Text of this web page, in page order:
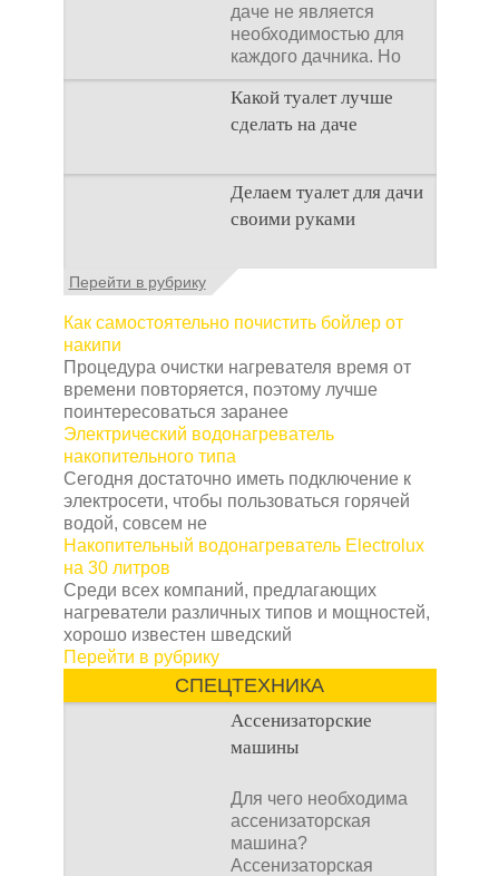
даче не является
необходимостью для
каждого дачника. Но
многие люди думают,
что
Какой туалет лучше
сделать на даче
Когда люди долгое
время прибывают на
дачном участке, то им
подстраивать все
Делаем туалет для дачи
своими руками
Туалеты для дачи – это
начинается
дачного участка,
частного
Перейти в рубрику
Как самостоятельно почистить бойлер от
накипи
Процедура очистки нагревателя время от
времени повторяется, поэтому лучше
поинтересоваться заранее
Электрический водонагреватель
накопительного типа
Сегодня достаточно иметь подключение к
электросети, чтобы пользоваться горячей
водой, совсем не
Накопительный водонагреватель Electrolux
на 30 литров
Среди всех компаний, предлагающих
нагреватели различных типов и мощностей,
хорошо известен шведский
Перейти в рубрику
СПЕЦТЕХНИКА
Ассенизаторские
машины
Для чего необходима
ассенизаторская
машина?
Ассенизаторская